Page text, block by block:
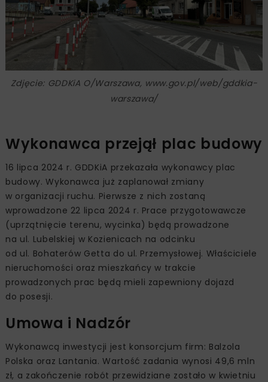
Zdjęcie: GDDKiA O/Warszawa, www.gov.pl/web/gddkia-
warszawa/
Wykonawca przejął plac budowy
16 lipca 2024 r. GDDKiA przekazała wykonawcy plac
budowy. Wykonawca już zaplanował zmiany
w organizacji ruchu. Pierwsze z nich zostaną
wprowadzone 22 lipca 2024 r. Prace przygotowawcze
(uprzątnięcie terenu, wycinka) będą prowadzone
na ul. Lubelskiej w Kozienicach na odcinku
od ul. Bohaterów Getta do ul. Przemysłowej. Właściciele
nieruchomości oraz mieszkańcy w trakcie
prowadzonych prac będą mieli zapewniony dojazd
do posesji.
Umowa i Nadzór
Wykonawcą inwestycji jest konsorcjum firm: Balzola
Polska oraz Lantania. Wartość zadania wynosi 49,6 mln
zł, a zakończenie robót przewidziane zostało w kwietniu